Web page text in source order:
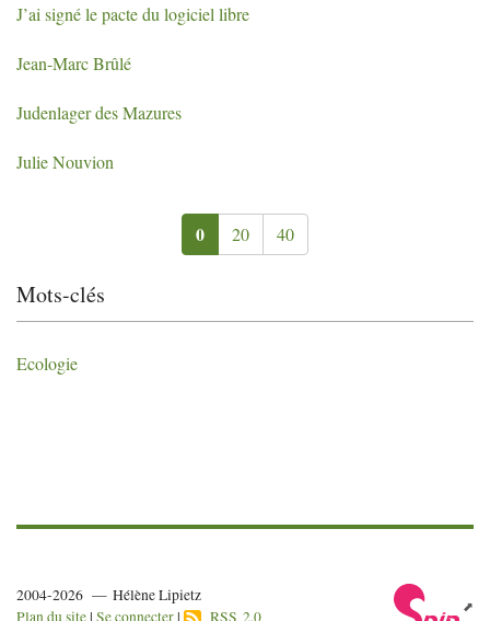
J’ai signé le pacte du logiciel libre
Jean-Marc Brûlé
Judenlager des Mazures
Julie Nouvion
0 20 40
Mots-clés
Ecologie
2004-2026 — Hélène Lipietz
Plan du site | Se connecter | RSS 2.0